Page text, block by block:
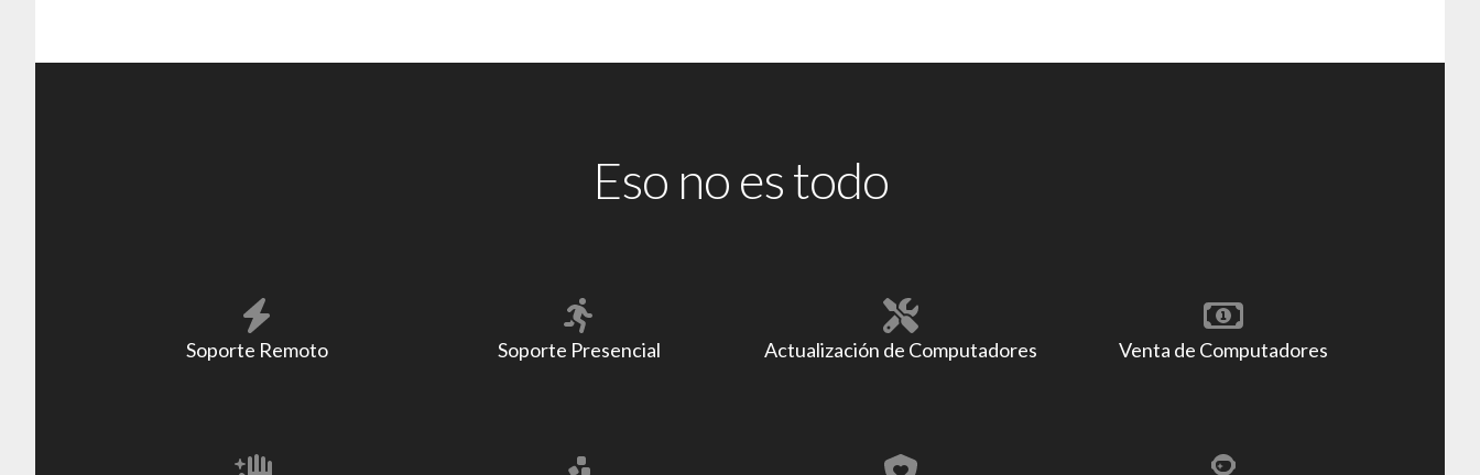
Eso no es todo
Soporte Remoto Soporte Presencial Actualización de Computadores Venta de Computadores